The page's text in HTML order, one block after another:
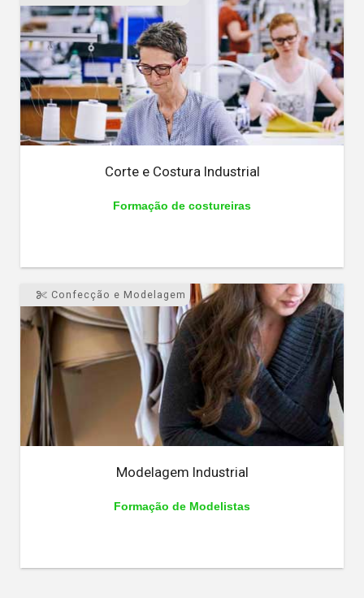
Corte e Costura Industrial
Formação de costureiras
Confecção e Modelagem
Modelagem Industrial
Formação de Modelistas